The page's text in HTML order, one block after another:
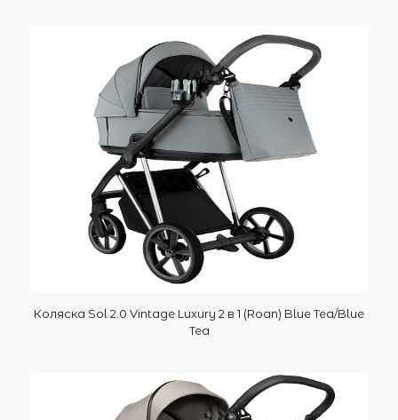
Коляска Sol 2.0 Vintage Luxury 2 в 1 (Roan) Blue Tea/Blue
Tea